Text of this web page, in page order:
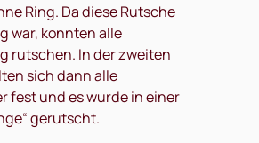
Ring. Da diese Rutsche
war, konnten alle
rutschen. In der zweiten
sich dann alle
fest und es wurde in einer
gerutscht.